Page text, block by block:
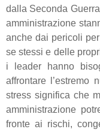
dalla Seconda
amministrazione
anche dai pericoli
se stessi e delle
i leader hanno
affrontare l’estremo
stress significa che
amministrazione
fronte ai rischi,